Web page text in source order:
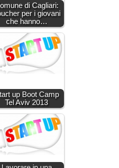
di Cagliari:
per i giovani
che hanno…
up Boot Camp
Tel Aviv 2013